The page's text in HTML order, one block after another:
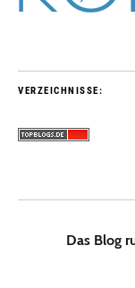
VERZEICHNISSE:
Das Blog